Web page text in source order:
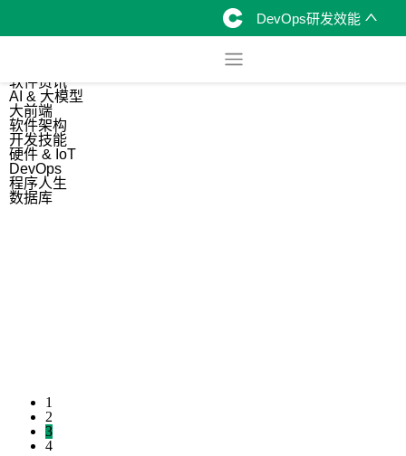
DevOps研发效能
软件资讯
AI & 大模型
大前端
软件架构
开发技能
硬件 & IoT
DevOps
程序人生
数据库
1
2
3
4